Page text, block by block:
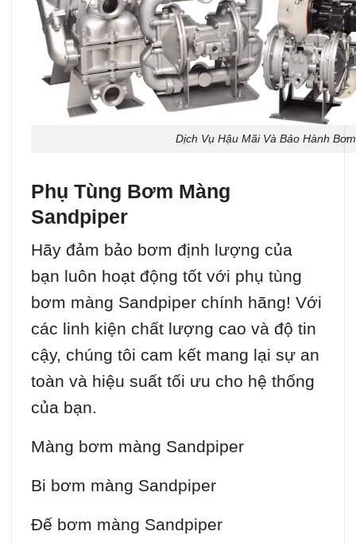
Dịch Vụ Hậu Mãi Và Bảo Hành
Phụ Tùng Bơm Màng
Sandpiper
Hãy đảm bảo bơm định lượng của
bạn luôn hoạt động tốt với phụ tùng
bơm màng Sandpiper chính hãng! Với
các linh kiện chất lượng cao và độ tin
cậy, chúng tôi cam kết mang lại sự an
toàn và hiệu suất tối ưu cho hệ thống
của bạn.
Màng bơm màng Sandpiper
Bi bơm màng Sandpiper
Đế bơm màng Sandpiper